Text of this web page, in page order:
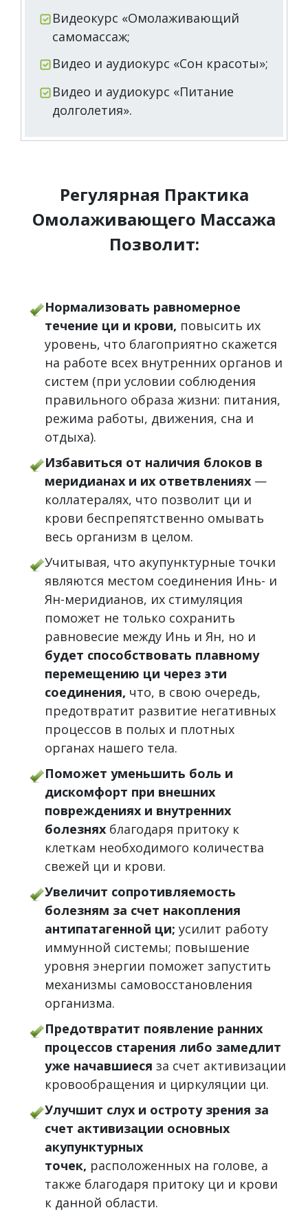
Видеокурс «Омолаживающий
самомассаж;
Видео и аудиокурс «Сон красоты»;
Видео и аудиокурс «Питание
долголетия».
Регулярная Практика
Омолаживающего Массажа
Позволит:
Нормализовать равномерное
течение ци и крови, повысить их
уровень, что благоприятно скажется
на работе всех внутренних органов и
систем (при условии соблюдения
правильного образа жизни: питания,
режима работы, движения, сна и
отдыха).
Избавиться от наличия блоков в
меридианах и их ответвлениях —
коллатералях, что позволит ци и
крови беспрепятственно омывать
весь организм в целом.
Учитывая, что акупунктурные точки
являются местом соединения Инь- и
Ян-меридианов, их стимуляция
поможет не только сохранить
равновесие между Инь и Ян, но и
будет способствовать плавному
перемещению ци через эти
соединения, что, в свою очередь,
предотвратит развитие негативных
процессов в полых и плотных
органах нашего тела.
Поможет уменьшить боль и
дискомфорт при внешних
повреждениях и внутренних
болезнях благодаря притоку к
клеткам необходимого количества
свежей ци и крови.
Увеличит сопротивляемость
болезням за счет накопления
антипатагенной ци; усилит работу
иммунной системы; повышение
уровня энергии поможет запустить
механизмы самовосстановления
организма.
Предотвратит появление ранних
процессов старения либо замедлит
уже начавшиеся за счет активизации
кровообращения и циркуляции ци.
Улучшит слух и остроту зрения за
счет активизации основных
акупунктурных
точек, расположенных на голове, а
также благодаря притоку ци и крови
к данной области.